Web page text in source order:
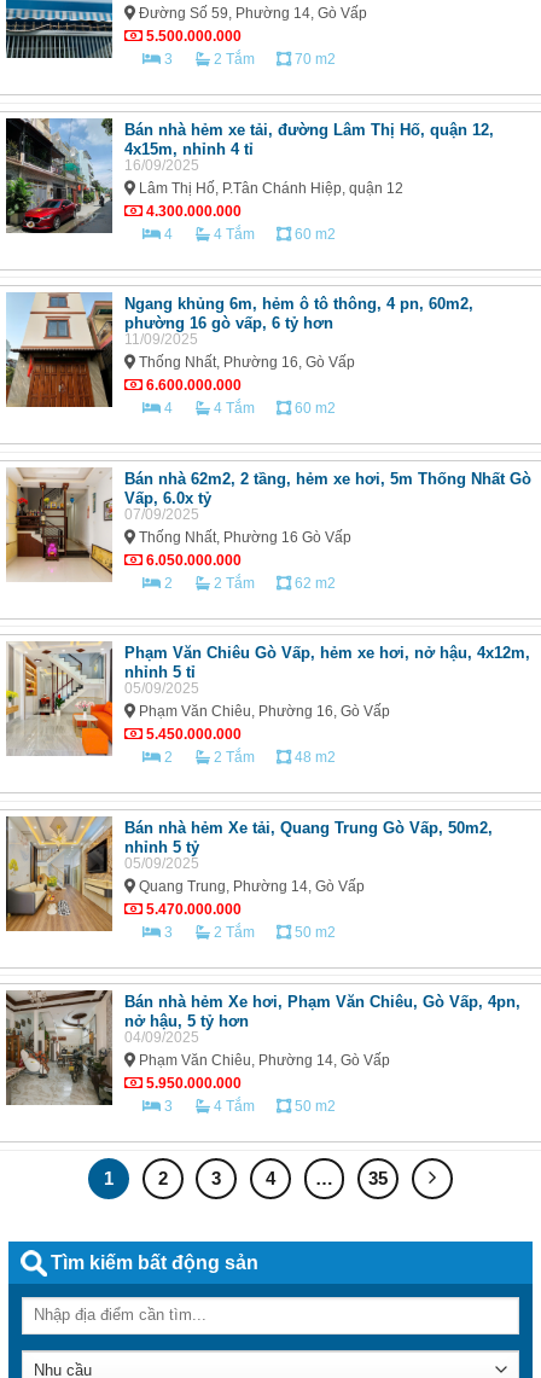
Đường Số 59, Phường 14, Gò Vấp
5.500.000.000
3
2 Tắm 70 m2
Bán nhà hẻm xe tải, đường Lâm Thị Hố, quận 12,
4x15m, nhỉnh 4 tỉ
16/09/2025
Lâm Thị Hố, P.Tân Chánh Hiệp, quận 12
4.300.000.000
4
4 Tắm 60 m2
Ngang khủng 6m, hẻm ô tô thông, 4 pn, 60m2,
phường 16 gò vấp, 6 tỷ hơn
11/09/2025
Thống Nhất, Phường 16, Gò Vấp
6.600.000.000
4
4 Tắm 60 m2
Bán nhà 62m2, 2 tầng, hẻm xe hơi, 5m Thống Nhất Gò
Vấp, 6.0x tỷ
07/09/2025
Thống Nhất, Phường 16 Gò Vấp
6.050.000.000
2
2 Tắm 62 m2
Phạm Văn Chiêu Gò Vấp, hẻm xe hơi, nở hậu, 4x12m,
nhỉnh 5 tỉ
05/09/2025
Phạm Văn Chiêu, Phường 16, Gò Vấp
5.450.000.000
2
2 Tắm 48 m2
Bán nhà hẻm Xe tải, Quang Trung Gò Vấp, 50m2,
nhỉnh 5 tỷ
05/09/2025
Quang Trung, Phường 14, Gò Vấp
5.470.000.000
3
2 Tắm 50 m2
Bán nhà hẻm Xe hơi, Phạm Văn Chiêu, Gò Vấp, 4pn,
nở hậu, 5 tỷ hơn
04/09/2025
Phạm Văn Chiêu, Phường 14, Gò Vấp
5.950.000.000
3
4 Tắm 50 m2
1 2 3 4 … 35
Tìm kiếm bất động sản